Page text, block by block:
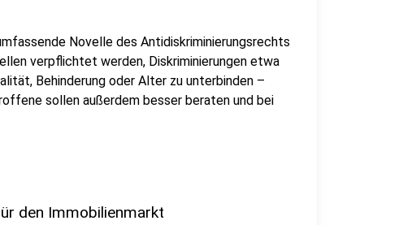
Novelle des Antidiskriminierungsrechts
verpflichtet werden, Diskriminierungen etwa
Behinderung oder Alter zu unterbinden –
sollen außerdem besser beraten und bei
den Immobilienmarkt